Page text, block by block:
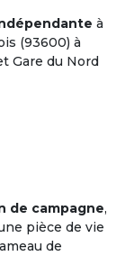
à
(93600) à
Gare du Nord
de campagne,
pièce de vie
de
avec qui
réussi
(38%)
(26%)